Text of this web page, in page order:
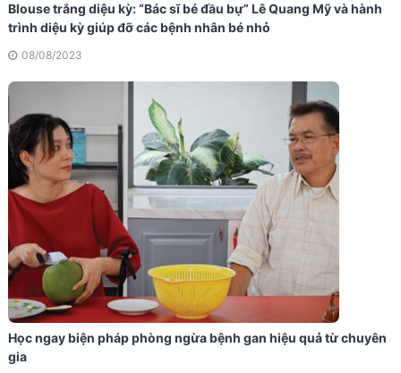
Blouse trắng diệu kỳ: “Bác sĩ bé đầu bự” Lê Quang Mỹ và hành
trình diệu kỳ giúp đỡ các bệnh nhân bé nhỏ
08/08/2023
Học ngay biện pháp phòng ngừa bệnh gan hiệu quả từ chuyên
gia